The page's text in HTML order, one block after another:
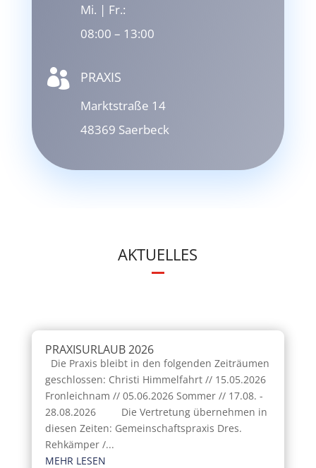
Mi. | Fr.:
08:00 – 13:00
 PRAXIS
Marktstraße 14
48369 Saerbeck
AKTUELLES
PRAXISURLAUB 2026
Die Praxis bleibt in den folgenden Zeiträumen
geschlossen: Christi Himmelfahrt // 15.05.2026
Fronleichnam // 05.06.2026 Sommer // 17.08. -
28.08.2026 Die Vertretung übernehmen in
diesen Zeiten: Gemeinschaftspraxis Dres.
Rehkämper /...
MEHR LESEN